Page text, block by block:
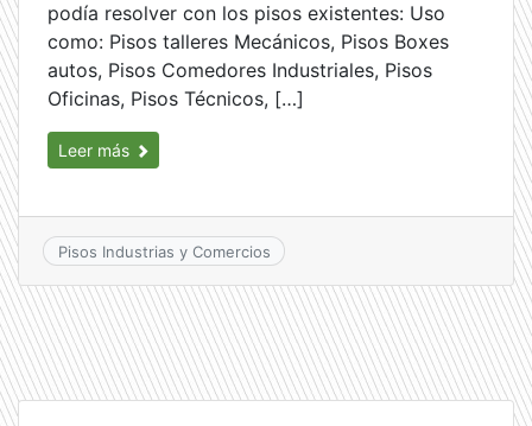
podía resolver con los pisos existentes: Uso
como: Pisos talleres Mecánicos, Pisos Boxes
autos, Pisos Comedores Industriales, Pisos
Oficinas, Pisos Técnicos, […]
Leer más
Pisos Industrias y Comercios